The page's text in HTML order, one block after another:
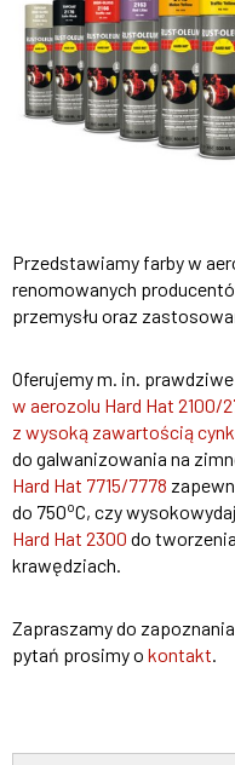
Przedstawiamy farby w
renomowanych
przemysłu oraz
Oferujemy m. in. prawdziwe
w aerozolu Hard Hat 2100/
z wysoką zawartością
do galwanizowania na
Hard Hat 7715/7778
do 750oC, czy
Hard Hat 2300 do
krawędziach.
Zapraszamy do
pytań prosimy o kontakt.